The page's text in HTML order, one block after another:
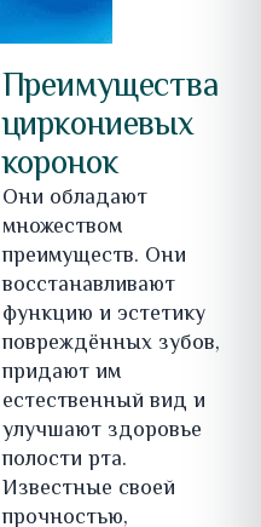
Преимущества
циркониевых
коронок
Они обладают
множеством
преимуществ. Они
восстанавливают
функцию и эстетику
повреждённых зубов,
придают им
естественный вид и
улучшают здоровье
полости рта.
Известные своей
прочностью,